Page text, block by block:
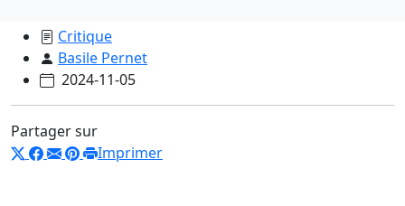
Critique
Basile Pernet
2024-11-05
Partager sur
Imprimer